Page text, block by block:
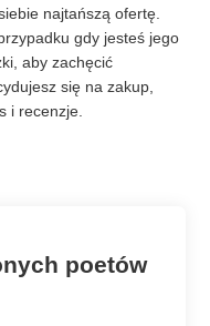
najtańszą ofertę.
gdy jesteś jego
aby zachęcić
się na zakup,
i recenzje.